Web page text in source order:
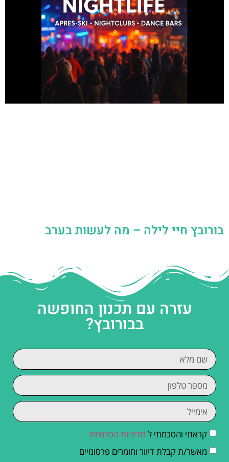
בורובץ חיי לילה – מה לעשות בערב
עזרה עם תכנון החופשה
בבורובץ?
קראתי והסכמתי ל מדיניות הפרטיות
מאשר/ת קבלת דיוור וחומרים פרסומיים